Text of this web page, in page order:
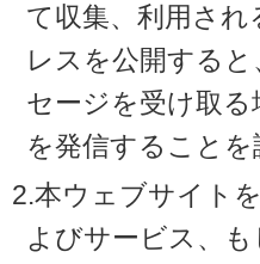
て収集、利用さ
レスを公開する
セージを受け取
を発信することを
2.本ウェブサイト
よびサービス、